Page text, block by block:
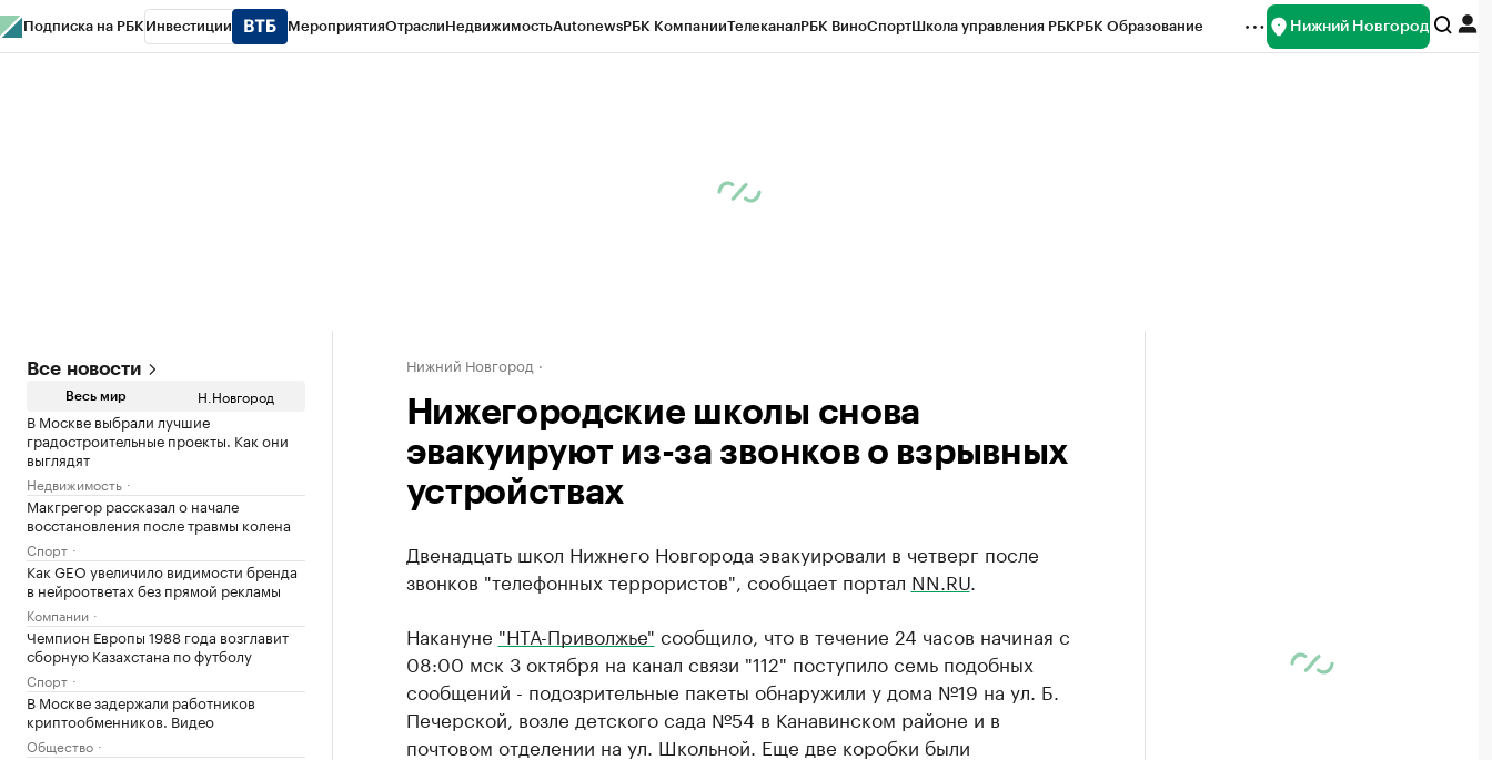
Подписка на РБК Инвестиции МероприятияОтраслиНедвижимостьAutonewsРБК КомпанииТелеканалРБК ВиноСпортШкола управления РБКРБК Образование Нижний Новгород
Все новости
Весь мир Н.Новгород
В Москве выбрали лучшие
градостроительные проекты. Как они
выглядят
Недвижимость
Макгрегор рассказал о начале
восстановления после травмы колена
Спорт
Как GEO увеличило видимости бренда
в нейроответах без прямой рекламы
Компании
Чемпион Европы 1988 года возглавит
сборную Казахстана по футболу
Спорт
В Москве задержали работников
криптообменников. Видео
Общество
Нижний Новгород
Нижегородские школы снова
эвакуируют из-за звонков о взрывных
устройствах
Двенадцать школ Нижнего Новгорода эвакуировали в четверг после
звонков "телефонных террористов", сообщает портал NN.RU.
Накануне "НТА-Приволжье" сообщило, что в течение 24 часов начиная с
08:00 мск 3 октября на канал связи "112" поступило семь подобных
сообщений - подозрительные пакеты обнаружили у дома №19 на ул. Б.
Печерской, возле детского сада №54 в Канавинском районе и в
почтовом отделении на ул. Школьной. Еще две коробки были